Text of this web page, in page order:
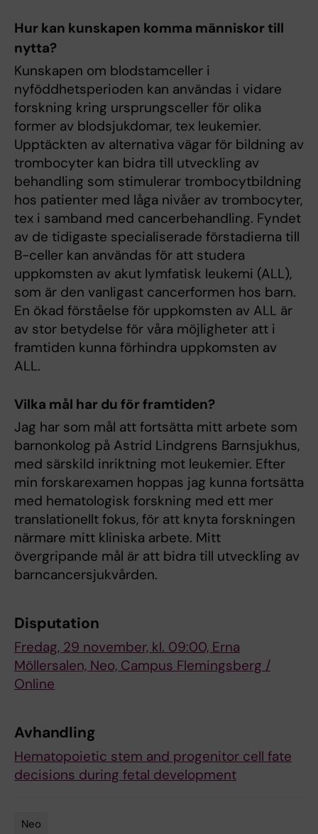
Hur kan kunskapen komma människor till
nytta?
Kunskapen om blodstamceller i
nyföddhetsperioden kan användas i vidare
forskning kring ursprungsceller för olika
former av blodsjukdomar, tex leukemier.
Upptäckten av alternativa vägar för bildning av
trombocyter kan bidra till utveckling av
behandling som stimulerar trombocytbildning
hos patienter med låga nivåer av trombocyter,
tex i samband med cancerbehandling. Fyndet
av de tidigaste specialiserade förstadierna till
B-celler kan användas för att studera
uppkomsten av akut lymfatisk leukemi (ALL),
som är den vanligast cancerformen hos barn.
En ökad förståelse för uppkomsten av ALL är
av stor betydelse för våra möjligheter att i
framtiden kunna förhindra uppkomsten av
ALL.
Vilka mål har du för framtiden?
Jag har som mål att fortsätta mitt arbete som
barnonkolog på Astrid Lindgrens Barnsjukhus,
med särskild inriktning mot leukemier. Efter
min forskarexamen hoppas jag kunna fortsätta
med hematologisk forskning med ett mer
translationellt fokus, för att knyta forskningen
närmare mitt kliniska arbete. Mitt
övergripande mål är att bidra till utveckling av
barncancersjukvården.
Disputation
Fredag, 29 november, kl. 09:00, Erna
Möllersalen, Neo, Campus Flemingsberg /
Online
Avhandling
Hematopoietic stem and progenitor cell fate
decisions during fetal development
Neo